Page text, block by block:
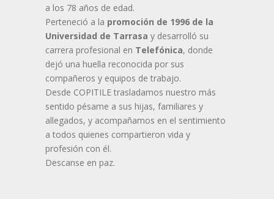
a los 78 años de edad.
Perteneció a la promoción de 1996 de la
Universidad de Tarrasa y desarrolló su
carrera profesional en Telefónica, donde
dejó una huella reconocida por sus
compañeros y equipos de trabajo.
Desde COPITILE trasladamos nuestro más
sentido pésame a sus hijas, familiares y
allegados, y acompañamos en el sentimiento
a todos quienes compartieron vida y
profesión con él.
Descanse en paz.